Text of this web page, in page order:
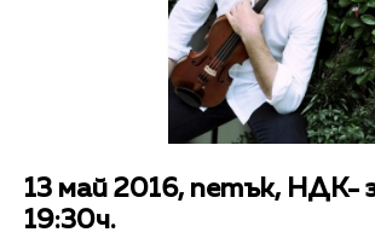
13 май 2016, петък, НДК-
19:30ч.